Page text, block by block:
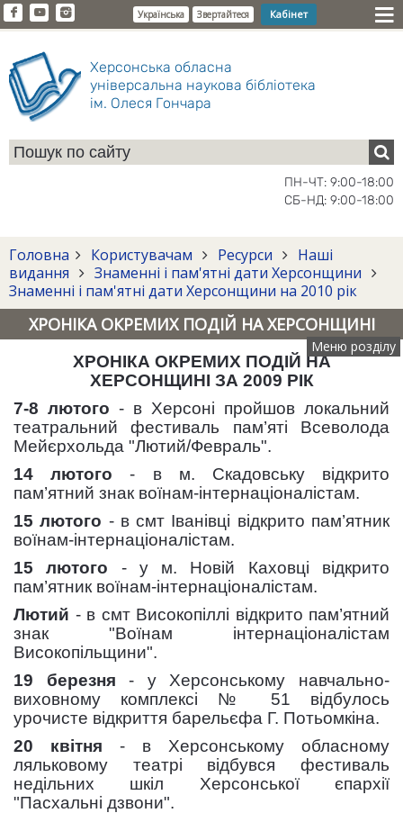
Українська Звертайтеся Кабінет
Херсонська обласна
універсальна наукова бібліотека
ім. Олеся Гончара
ПН-ЧТ: 9:00-18:00
СБ-НД: 9:00-18:00
Головна Користувачам Ресурси
Наші
видання
Знаменні і пам'ятні дати Херсонщини
Знаменні і пам'ятні дати Херсонщини на 2010 рік
ХРОНІКА ОКРЕМИХ ПОДІЙ НА ХЕРСОНЩИНІ
Меню розділу
ХРОНІКА ОКРЕМИХ ПОДІЙ НА
ХЕРСОНЩИНІ ЗА 2009 РІК
7-8 лютого - в Херсоні пройшов локальний
театральний фестиваль пам’яті Всеволода
Мейєрхольда "Лютий/Февраль".
14 лютого- в м. Скадовську відкрито
пам’ятний знак воїнам-інтернаціоналістам.
15 лютого - в смт Іванівці відкрито пам’ятник
воїнам-інтернаціоналістам.
15 лютого - у м. Новій Каховці відкрито
пам’ятник воїнам-інтернаціоналістам.
Лютий - в смт Високопіллі відкрито пам’ятний
знак "Воїнам інтернаціоналістам
Високопільщини".
19 березня - у Херсонському навчально-
виховному комплексі № 51 відбулось
урочисте відкриття барельєфа Г. Потьомкіна.
20 квітня - в Херсонському обласному
ляльковому театрі відбувся фестиваль
недільних шкіл Херсонської єпархії
"Пасхальні дзвони".